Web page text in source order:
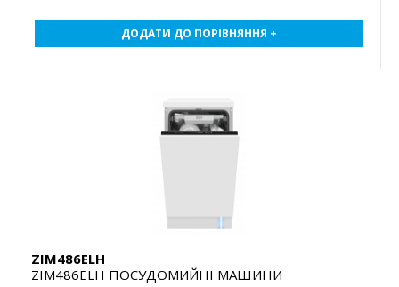
ДОДАТИ ДО ПОРІВНЯННЯ +
ZIM486ELH
ZIM486ELH ПОСУДОМИЙНІ МАШИНИ